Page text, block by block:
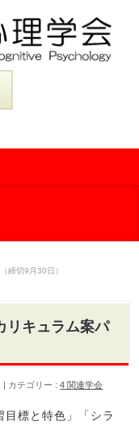
締切9月30日）
リキュラム案パ
カテゴリー :4 関連学会
標と特色」「シラ